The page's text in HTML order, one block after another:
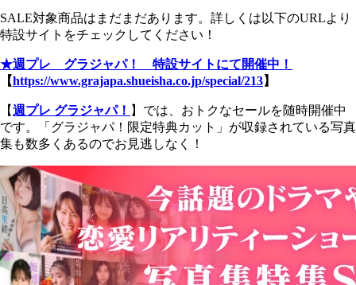
SALE対象商品はまだまだあります。詳しくは以下のURLより
特設サイトをチェックしてください！
★週プレ グラジャパ！ 特設サイトにて開催中！
【https://www.grajapa.shueisha.co.jp/special/213】
【週プレ グラジャパ！ 】では、おトクなセールを随時開催中
です。「グラジャパ！限定特典カット」が収録されている写真
集も数多くあるのでお見逃しなく！